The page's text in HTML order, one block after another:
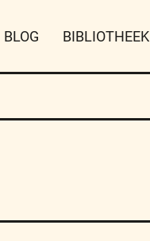
BLOG BIBLIOTHEEK